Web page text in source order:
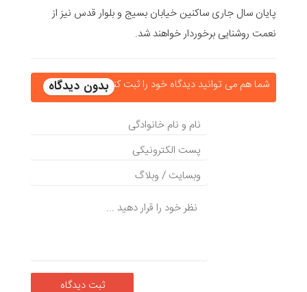
پایان سال جاری ساکنین خیابان بسیج و بلوار قدس نیز از
نعمت روشنایی برخوردار خواهند شد.
شما هم می توانید دیدگاه خود را ثبت کنید